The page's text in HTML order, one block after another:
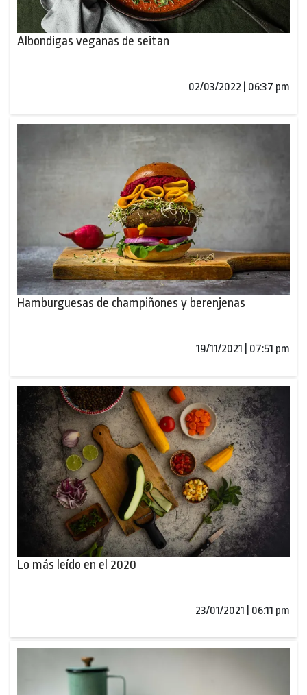
Albondigas veganas de seitan
02/03/2022 | 06:37 pm
Hamburguesas de champiñones y berenjenas
19/11/2021 | 07:51 pm
Lo más leído en el 2020
23/01/2021 | 06:11 pm